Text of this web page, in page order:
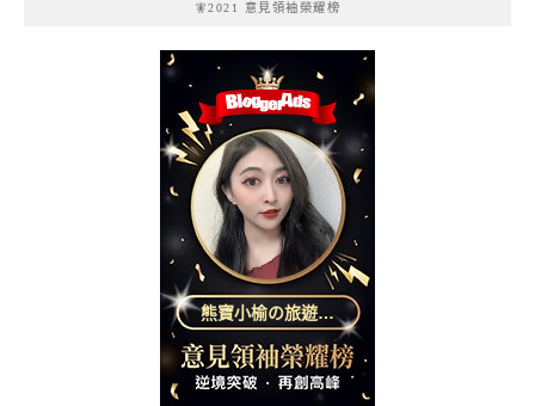
🧚2021 意見領袖榮耀榜
熊寶小榆の旅遊日
記